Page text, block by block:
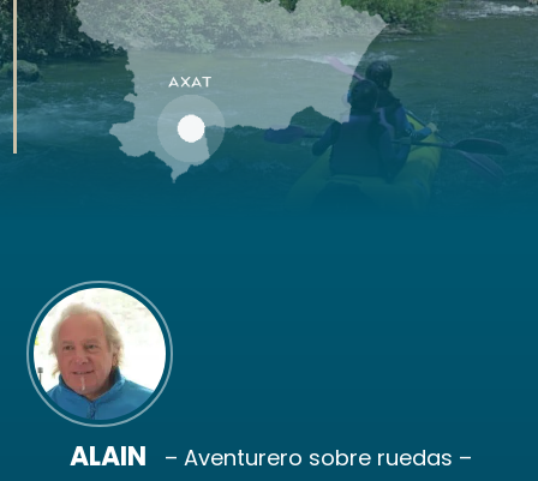
ALAIN – Aventurero sobre ruedas –